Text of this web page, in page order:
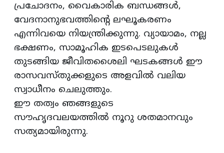
പ്രചോദനം, വൈകാരിക ബന്ധങ്ങൾ,
വേദനാനുഭവത്തിന്റെ ലഘൂകരണം
എന്നിവയെ നിയന്ത്രിക്കുന്നു. വ്യായാമം, നല്ല
ഭക്ഷണം, സാമൂഹിക ഇടപെടലുകൾ
തുടങ്ങിയ ജീവിതശൈലി ഘടകങ്ങൾ ഈ
രാസവസ്തുക്കളുടെ അളവിൽ വലിയ
സ്വാധീനം ചെലുത്തും.
ഈ തത്വം ഞങ്ങളുടെ
സൗഹൃദവലയത്തിൽ നൂറു ശതമാനവും
സത്യമായിരുന്നു.